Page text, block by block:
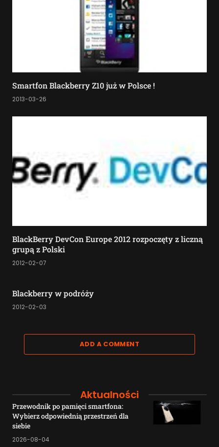
Smartfon Blackberry Z10 już w Polsce !
2013-03-26
BlackBerry DevCon Europe 2012 rozpoczęty z liczną
grupą z Polski
2012-02-07
Blackberry w podróży
2012-02-03
ADD A COMMENT
Aktualności
Przewodnik po pamięci smartfona:
Wybierz odpowiednią przestrzeń dla
siebie
2026-08-04